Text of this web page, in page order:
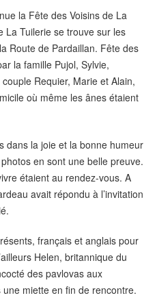
la Fête des Voisins de La
La Tuilerie se trouve sur les
Route de Pardaillan. Fête des
la famille Pujol, Sylvie,
Requier, Marie et Alain,
où même les ânes étaient
dans la joie et la bonne humeur
en sont une belle preuve.
étaient au rendez-vous. A
avait répondu à l’invitation
français et anglais pour
Helen, britannique du
des pavlovas aux
miette en fin de rencontre.